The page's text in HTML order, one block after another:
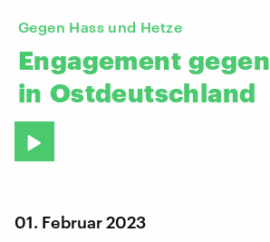
Gegen Hass und Hetze
Engagement gegen
in Ostdeutschland
01. Februar 2023